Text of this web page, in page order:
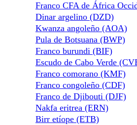
Franco CFA de África
Dinar argelino (DZD)
Kwanza angoleño (AOA)
Pula de Botsuana (BWP)
Franco burundi (BIF)
Escudo de Cabo Verde
Franco comorano (KMF)
Franco congoleño (CDF)
Franco de Djibouti (DJF)
Nakfa eritrea (ERN)
Birr etíope (ETB)